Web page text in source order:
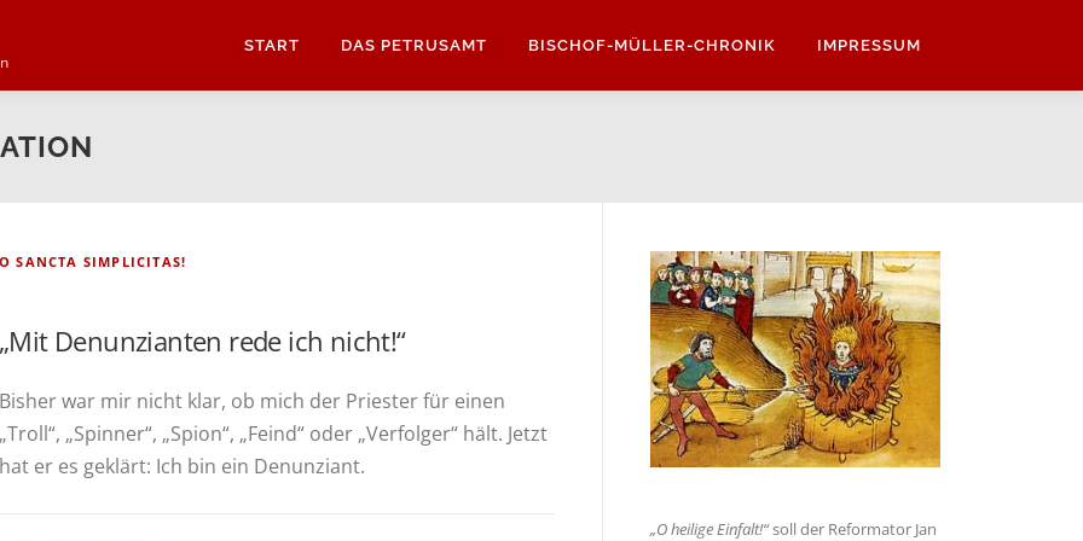
START DAS PETRUSAMT BISCHOF-MÜLLER-CHRONIK IMPRESSUM
O SANCTA SIMPLICITAS!
„Mit Denunzianten rede ich nicht!“
Bis­her war mir nicht klar, ob mich der Pries­ter für einen
„Troll“, „Spin­ner“, „Spi­on“, „Feind“ oder „Ver­fol­ger“ hält. Jetzt
hat er es geklärt: Ich bin ein Denunziant.
„O hei­li­ge Ein­falt!“soll der Refor­ma­tor Jan